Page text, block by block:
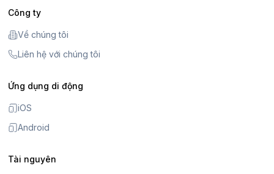
Công ty
Về chúng tôi
Liên hệ với chúng tôi
Ứng dụng di động
iOS
Android
Tài nguyên